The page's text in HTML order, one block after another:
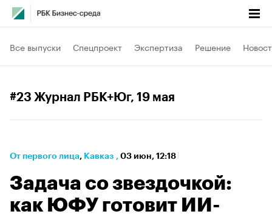
Все выпуски Спецпроект Экспертиза Решение
#23 Журнал РБК+Юг, 19 мая
От первого лица⁠, Кавказ , 03 июн, 12:18
Задача со звездочкой:
как ЮФУ готовит ИИ-